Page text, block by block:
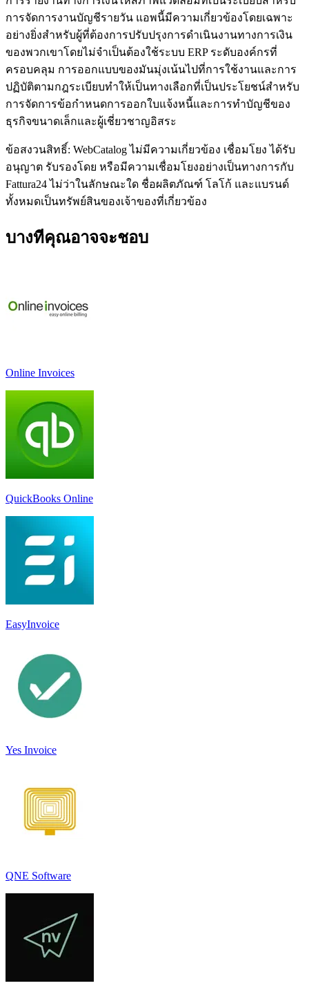
การจัดการงานบัญชีรายวัน แอพนี้มีความเกี่ยวข้องโดยเฉพาะ
อย่างยิ่งสำหรับผู้ที่ต้องการปรับปรุงการดำเนินงานทางการเงิน
ของพวกเขาโดยไม่จำเป็นต้องใช้ระบบ ERP ระดับองค์กรที่
ครอบคลุม การออกแบบของมันมุ่งเน้นไปที่การใช้งานและการ
ปฏิบัติตามกฎระเบียบทำให้เป็นทางเลือกที่เป็นประโยชน์สำหรับ
การจัดการข้อกำหนดการออกใบแจ้งหนี้และการทำบัญชีของ
ธุรกิจขนาดเล็กและผู้เชี่ยวชาญอิสระ
ข้อสงวนสิทธิ์: WebCatalog ไม่มีความเกี่ยวข้อง เชื่อมโยง ได้รับ
อนุญาต รับรองโดย หรือมีความเชื่อมโยงอย่างเป็นทางการกับ
Fattura24 ไม่ว่าในลักษณะใด ชื่อผลิตภัณฑ์ โลโก้ และแบรนด์
ทั้งหมดเป็นทรัพย์สินของเจ้าของที่เกี่ยวข้อง
บางทีคุณอาจจะชอบ
Online Invoices
QuickBooks Online
EasyInvoice
Yes Invoice
QNE Software